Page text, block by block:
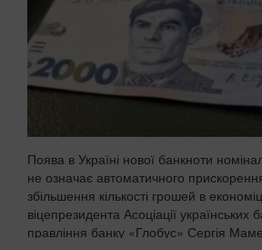
Поява в Україні нової банкноти
не означає автоматичного
збільшення кількості грошей в
віцепрезидента Асоціації українських
правління банку «Глобус» Сергія